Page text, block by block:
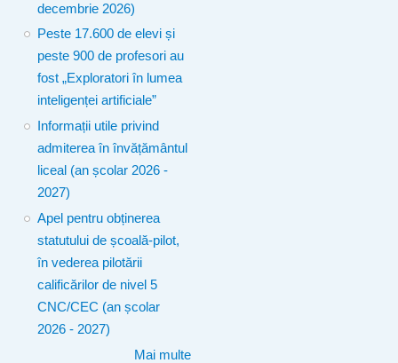
decembrie 2026)
Peste 17.600 de elevi și
peste 900 de profesori au
fost „Exploratori în lumea
inteligenței artificiale”
Informații utile privind
admiterea în învățământul
liceal (an școlar 2026 -
2027)
Apel pentru obținerea
statutului de școală-pilot,
în vederea pilotării
calificărilor de nivel 5
CNC/CEC (an școlar
2026 - 2027)
Mai multe